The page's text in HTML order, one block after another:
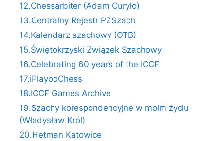
12.Chessarbiter (Adam Curyło)
13.Centralny Rejestr PZSzach
14.Kalendarz szachowy (OTB)
15.Świętokrzyski Związek Szachowy
16.Celebrating 60 years of the ICCF
17.iPlayooChess
18.ICCF Games Archive
19.Szachy korespondencyjne w moim życiu
(Władysław Król)
20.Hetman Katowice